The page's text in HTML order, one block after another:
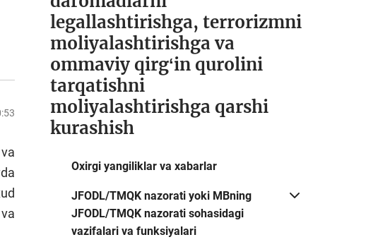
legallashtirishga, terrorizmni
moliyalashtirishga va
ommaviy qirgʻin qurolini
tarqatishni
moliyalashtirishga qarshi
kurashish
Oxirgi yangiliklar va xabarlar
JFODL/TMQK nazorati yoki MBning
JFODL/TMQK nazorati sohasidagi
vazifalari va funksiyalari